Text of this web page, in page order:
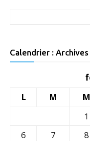
Calendrier :
L
M M
1
6
7 8